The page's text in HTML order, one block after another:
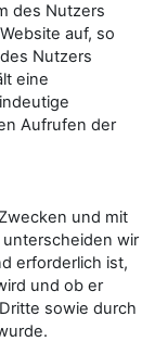
des Nutzers
auf, so
Nutzers
eine
Aufrufen der
und mit
wir
erforderlich ist,
und ob er
sowie durch